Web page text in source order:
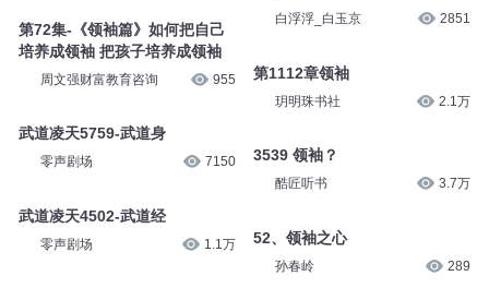
第72集-《领袖篇》如何把自己
培养成领袖 把孩子培养成领袖
周文强财富教育咨询 955
武道凌天5759-武道身
零声剧场 7150
武道凌天4502-武道经
零声剧场 1.1万
白浮浮_白玉京 2851
第1112章领袖
玥明珠书社 2.1万
3539 领袖？
酷匠听书 3.7万
52、领袖之心
孙春岭 289